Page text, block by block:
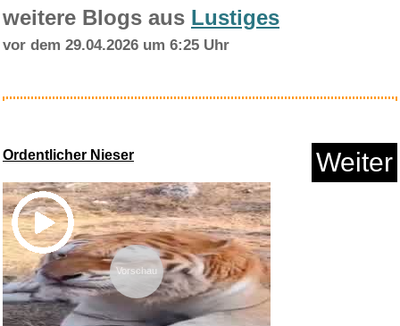
weitere Blogs aus Lustiges
vor dem 29.04.2026 um 6:25 Uhr
Ordentlicher Nieser Weiter
Vorschau